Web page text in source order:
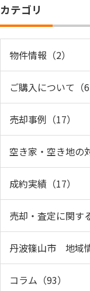
カテゴリ
物件情報（2）
ご購入について（
売却事例（17）
空き家・空き地の
成約実績（17）
売却・査定に関す
丹波篠山市 地域
コラム（93）